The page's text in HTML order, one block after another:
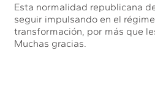
Esta normalidad republicana
seguir impulsando en el
transformación, por más que
Muchas gracias.